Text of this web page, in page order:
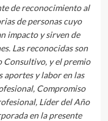
de reconocimiento al
de personas cuyo
impacto y sirven de
Las reconocidas son
Consultivo, y el premio
aportes y labor en las
Compromiso
Líder del Año
en la presente